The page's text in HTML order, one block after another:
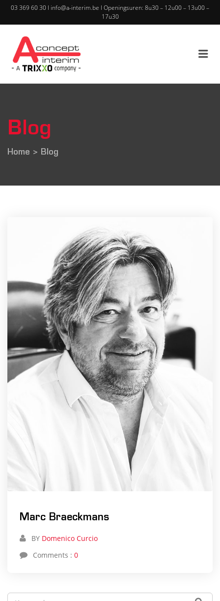
03 369 60 30 I info@a-interim.be I Openingsuren: 8u30 – 12u00 – 13u00 –
17u30
Blog
Home > Blog
Marc Braeckmans
BY Domenico Curcio
Comments : 0